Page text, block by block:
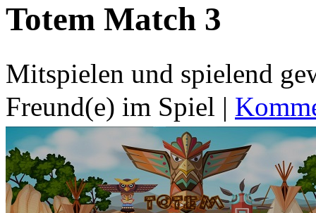
Totem Match 3
Mitspielen und spielend
Freund(e) im Spiel |